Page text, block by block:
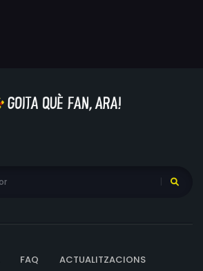
FAQ
ACTUALITZACIONS